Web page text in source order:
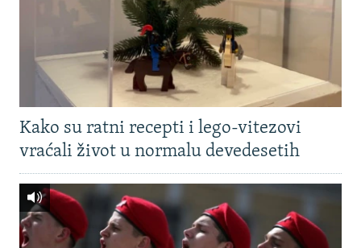
Kako su ratni recepti i lego-vitezovi
vraćali život u normalu devedesetih